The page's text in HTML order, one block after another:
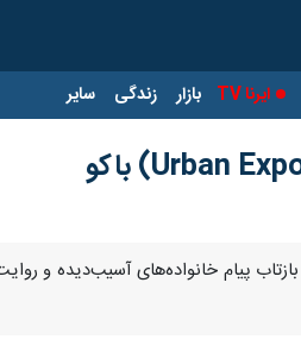
ایرنا TV بازار زندگی سایر